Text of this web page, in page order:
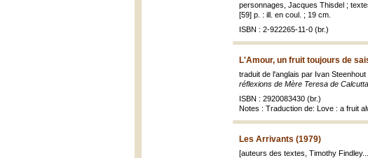
personnages, Jacques Thisdel ;
[59] p. : ill. en coul. ; 19 cm.
ISBN : 2-922265-11-0 (br.)
L'Amour, un fruit toujours de
traduit de l'anglais par Ivan
réflexions de Mère Teresa de Calcutta
ISBN : 2920083430 (br.)
Notes : Traduction de: Love : a fruit
Les Arrivants (1979)
[auteurs des textes, Timothy